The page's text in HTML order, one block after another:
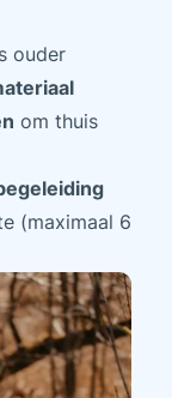
ouder
om thuis
(maximaal 6